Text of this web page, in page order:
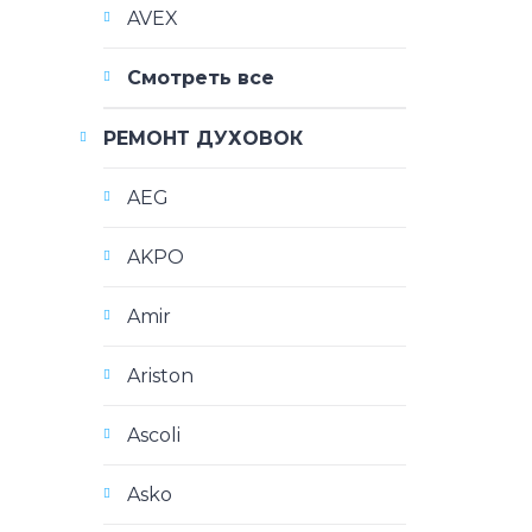
AVEX
Смотреть все
РЕМОНТ ДУХОВОК
AEG
AKPO
Amir
Ariston
Ascoli
Asko